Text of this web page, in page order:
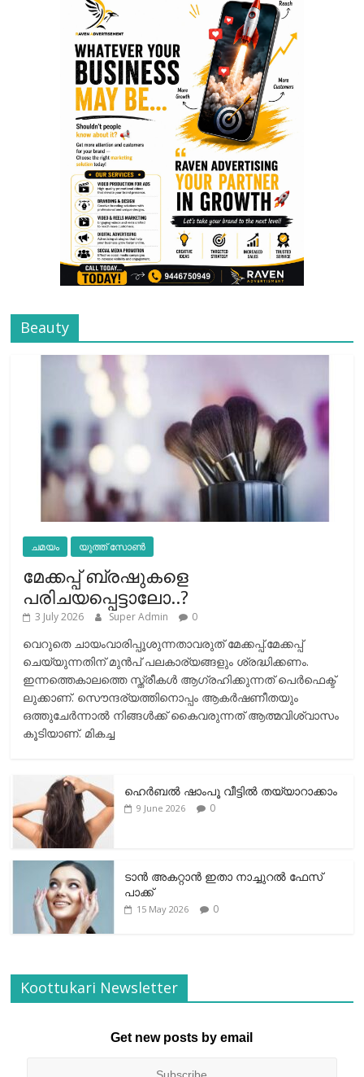
Beauty
ചമയം യൂത്ത് സോൺ
മേക്കപ്പ് ബ്രഷുകളെ
പരിചയപ്പെട്ടാലോ..?
3 July 2026 Super Admin 0
വെറുതെ ചായംവാരിപ്പൂശുന്നതാവരുത് മേക്കപ്പ്.മേക്കപ്പ്
ചെയ്യുന്നതിന് മുന്‍പ് പലകാര്യങ്ങളും ശ്രദ്ധിക്കണം.
ഇന്നത്തെകാലത്തെ സ്ത്രീകള്‍ ആഗ്രഹിക്കുന്നത് പെര്‍ഫെക്ട്
ലുക്കാണ്. സൌന്ദര്യത്തിനൊപ്പം ആകര്‍ഷണീതയും
ഒത്തുചേര്‍ന്നാല്‍ നിങ്ങള്‍ക്ക് കൈവരുന്നത് ആത്മവിശ്വാസം
കൂടിയാണ്. മികച്ച
ഹെര്‍ബല്‍ ഷാംപൂ വീട്ടില്‍ തയ്യാറാക്കാം
9 June 2026 0
ടാന്‍ അകറ്റാന്‍ ഇതാ നാച്ചുറല്‍ ഫേസ്
പാക്ക്
15 May 2026 0
Koottukari Newsletter
Get new posts by email